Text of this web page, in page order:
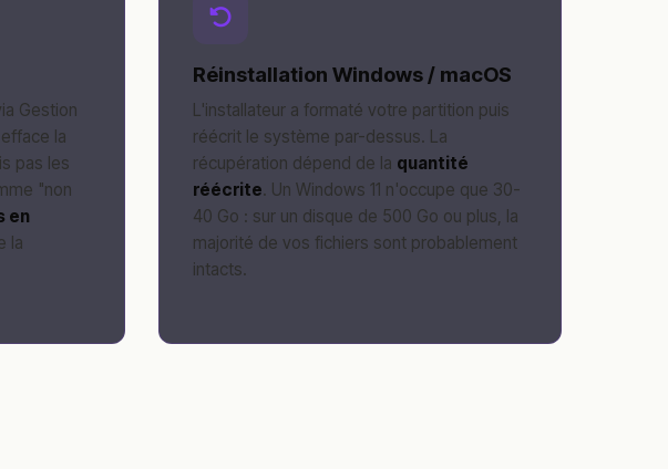
Gestion
la
pas les
"non
en
la
Réinstallation Windows / macOS
L'installateur a formaté votre partition puis
réécrit le système par-dessus. La
récupération dépend de la quantité
réécrite. Un Windows 11 n'occupe que 30-
40 Go : sur un disque de 500 Go ou plus, la
majorité de vos fichiers sont probablement
intacts.